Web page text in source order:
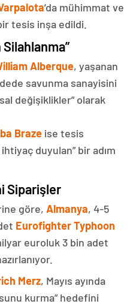
’da mühimmat ve
tesis inşa edildi.
Alberque, yaşanan
savunma sanayisini
değişiklikler” olarak
Braze ise tesis
duyulan” bir adım
Siparişler
göre, Almanya, 4-5
Eurofighter Typhoon
euroluk 3 bin adet
Merz, Mayıs ayında
kurma” hedefini